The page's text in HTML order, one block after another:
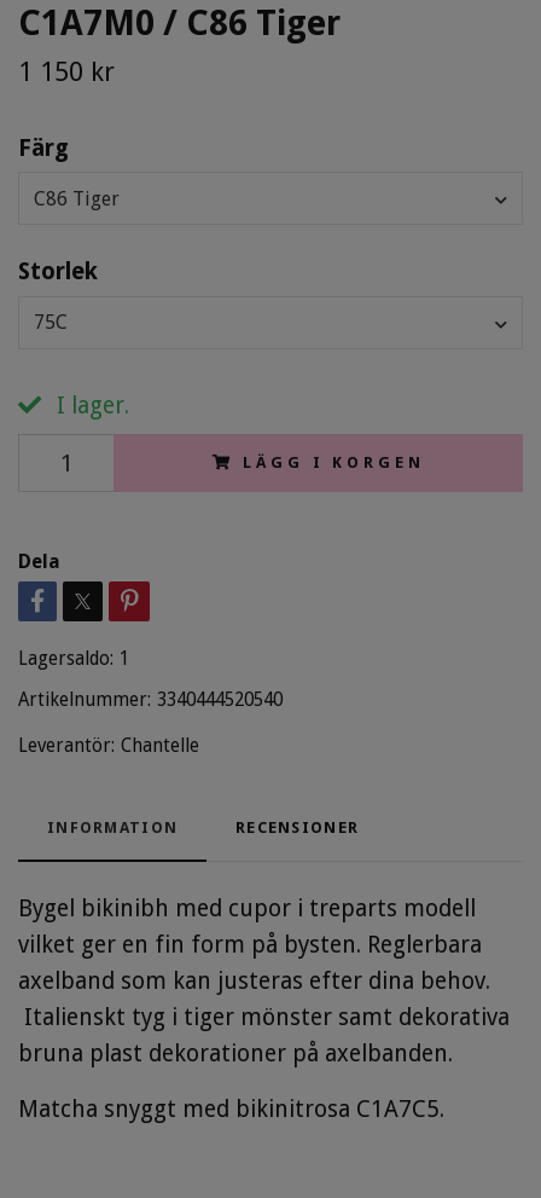
C1A7M0 / C86 Tiger
1 150 kr
Färg
C86 Tiger
Storlek
75C
I lager.
LÄGG I KORGEN
Dela
Lagersaldo: 1
Artikelnummer: 3340444520540
Leverantör: Chantelle
INFORMATION RECENSIONER
Bygel bikinibh med cupor i treparts modell
vilket ger en fin form på bysten. Reglerbara
axelband som kan justeras efter dina behov.
Italienskt tyg i tiger mönster samt dekorativa
bruna plast dekorationer på axelbanden.
Matcha snyggt med bikinitrosa C1A7C5.